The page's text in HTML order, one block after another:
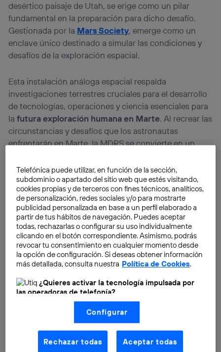
desértico paisaje de Utah, se erige como un pilar
fundamental en la preparación para dicho desafío.
Gestionada por la Mars Society, emerge como un
enclave único destinado a simular las condiciones y
desafíos de la exploración espacial.
Esta instalación análoga espacial respalda
investigaciones terrestres cruciales para el desarrollo
de tecnologías, operaciones y ciencia esenciales para
lafutura exploración humana en Marte. Al recrear las
circunstancias y desafíos que los astronautas
enfrentarán en Marte, la MDRS se convierte en un
todas las tareas necesarias para las futuras misiones al
Planeta Rojo.
Telefónica puede utilizar, en función de la sección,
subdominio o apartado del sitio web que estés visitando,
cookies propias y de terceros con fines técnicos, analíticos,
de personalización, redes sociales y/o para mostrarte
publicidad personalizada en base a un perfil elaborado a
partir de tus hábitos de navegación. Puedes aceptar
todas, rechazarlas o configurar su uso individualmente
clicando en el botón correspondiente. Asimismo, podrás
revocar tu consentimiento en cualquier momento desde
la opción de configuración. Si deseas obtener información
más detallada, consulta nuestra Política de Cookies.
¿Quieres activar la tecnología impulsada por
las operadoras de telefonía?
Nosotros, Telefónica S.A., utilizamos la tecnología Utiq para
realizar nuestras acciones de marketing digital o análisis
(como se describe en este aviso de consentimiento)
basadas en tu navegación en nuestra(s) web(s)
aquí (solo cuando utilizas una conexión a
internet habilitada , proporcionada por una de las
Configurar
Rechazar todas Aceptar todas